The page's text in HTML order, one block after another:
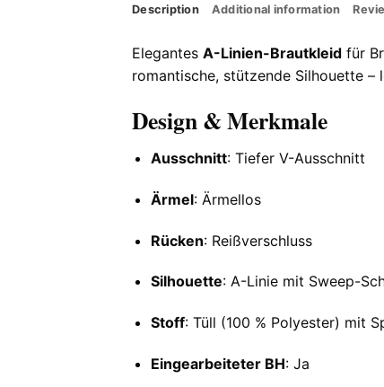
Description Additional information
Elegantes A-Linien-Brautkleid für
romantische, stützende Silhouette
Design & Merkmale
Ausschnitt: Tiefer V-Ausschnitt
Ärmel: Ärmellos
Rücken: Reißverschluss
Silhouette: A-Linie mit Sweep-
Stoff: Tüll (100 % Polyester) mit
Eingearbeiteter BH: Ja